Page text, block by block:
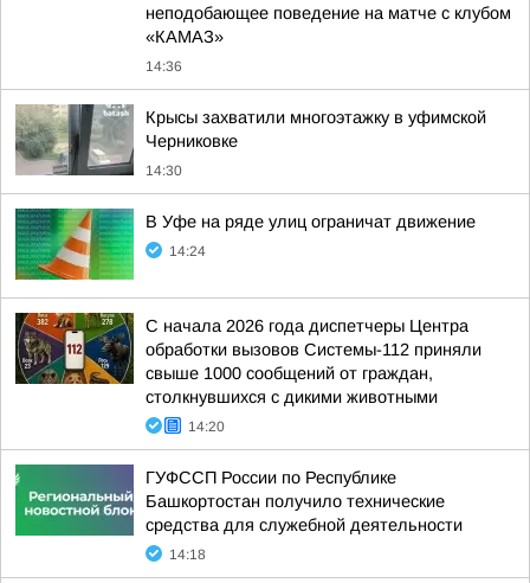
неподобающее поведение на матче с клубом
«КАМАЗ»
14:36
Крысы захватили многоэтажку в уфимской
Черниковке
14:30
В Уфе на ряде улиц ограничат движение
14:24
С начала 2026 года диспетчеры Центра
обработки вызовов Системы-112 приняли
свыше 1000 сообщений от граждан,
столкнувшихся с дикими животными
14:20
ГУФССП России по Республике
Башкортостан получило технические
средства для служебной деятельности
14:18